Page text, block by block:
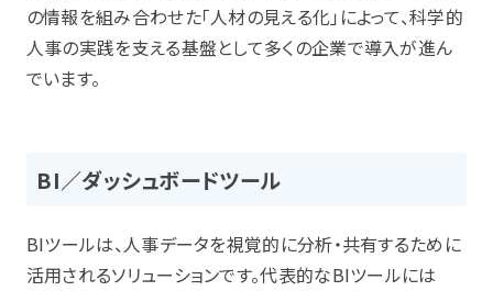
の情報を組み合わせた「人材の見える化」によって、科学的
人事の実践を支える基盤として多くの企業で導入が進ん
でいます。
BI／ダッシュボードツール
BIツールは、人事データを視覚的に分析・共有するために
活用されるソリューションです。代表的なBIツールには